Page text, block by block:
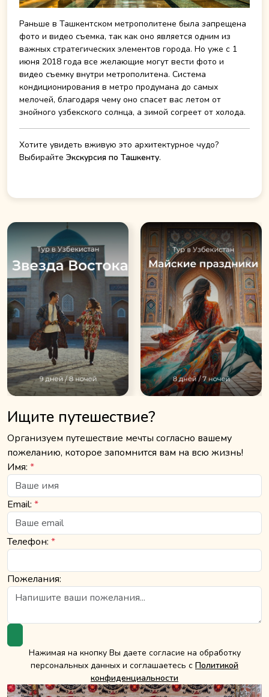
Раньше в Ташкентском метрополитене была запрещена
фото и видео съемка, так как оно является одним из
важных стратегических элементов города. Но уже с 1
июня 2018 года все желающие могут вести фото и
видео съемку внутри метрополитена. Система
кондиционирования в метро продумана до самых
мелочей, благодаря чему оно спасет вас летом от
знойного узбекского солнца, а зимой согреет от холода.
Хотите увидеть вживую это архитектурное чудо?
Выбирайте Экскурсия по Ташкенту.
Ищите путешествие?
Организуем путешествие мечты согласно вашему
пожеланию, которое запомнится вам на всю жизнь!
Имя: *
Email: *
Телефон: *
Пожелания:
Нажимая на кнопку Вы даете согласие на обработку
персональных данных и соглашаетесь с Политикой
конфиденциальности